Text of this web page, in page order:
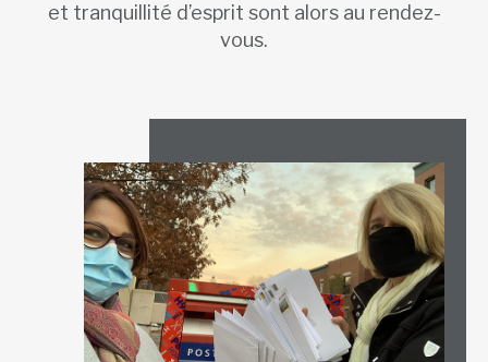
et tranquillité d’esprit sont alors au rendez-
vous.